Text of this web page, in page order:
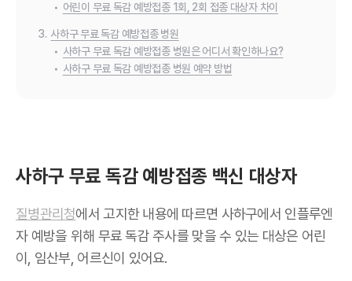
• 어린이 무료 독감 예방접종 1회, 2회 접종 대상자 차이
3. 사하구 무료 독감 예방접종 병원
• 사하구 무료 독감 예방접종 병원은 어디서 확인하나요?
• 사하구 무료 독감 예방접종 병원 예약 방법
사하구 무료 독감 예방접종 백신 대상자
질병관리청에서 고지한 내용에 따르면 사하구에서 인플루엔
자 예방을 위해 무료 독감 주사를 맞을 수 있는 대상은 어린
이, 임산부, 어르신이 있어요.